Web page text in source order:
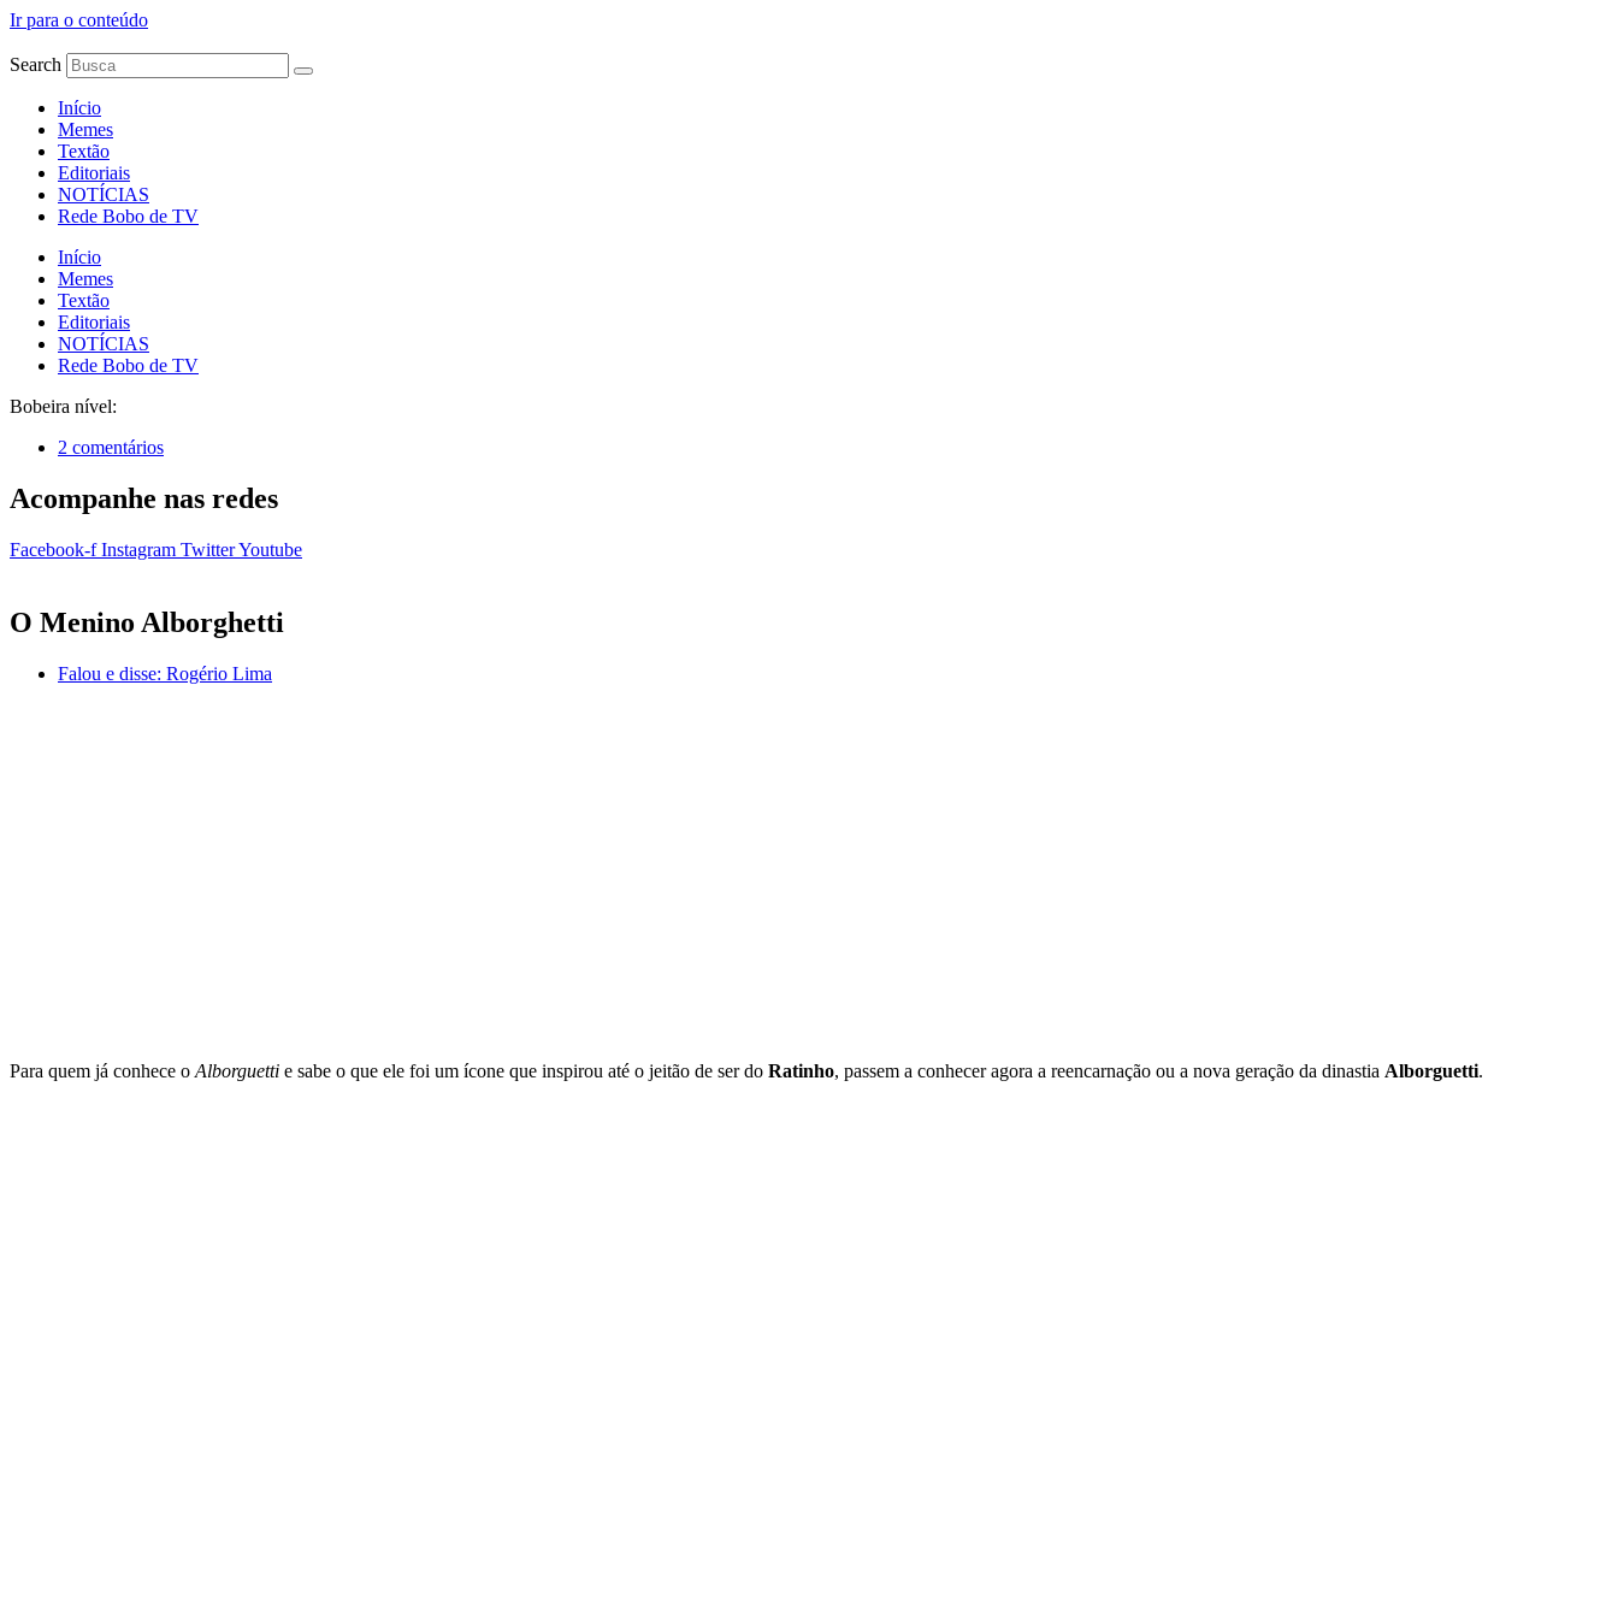
Ir para o conteúdo
Search
Início
Memes
Textão
Editoriais
NOTÍCIAS
Rede Bobo de TV
Início
Memes
Textão
Editoriais
NOTÍCIAS
Rede Bobo de TV
Bobeira nível:
2 comentários
Acompanhe nas redes
Facebook-f Instagram TwitterYoutube
O Menino Alborghetti
Falou e disse: Rogério Lima
Para quem já conhece o Alborguetti e sabe o que ele foi um ícone que inspirou até o jeitão de ser do Ratinho, passem a conhecer agora a reencarnação ou a nova geração da dinastia Alborguetti.